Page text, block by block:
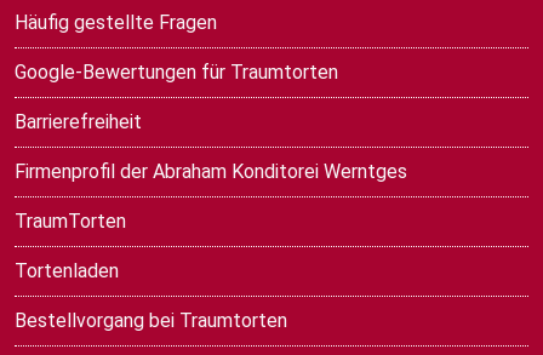
Häufig gestellte Fragen
Google-Bewertungen für Traumtorten
Barrierefreiheit
Firmenprofil der Abraham Konditorei Werntges
TraumTorten
Tortenladen
Bestellvorgang bei Traumtorten